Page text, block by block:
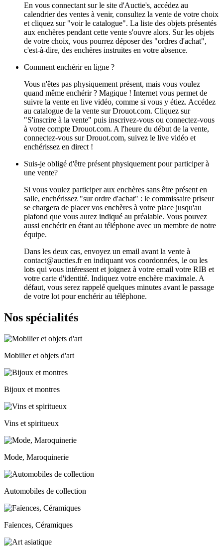
En vous connectant sur le site d'Auctie's, accédez au
calendrier des ventes à venir, consultez la vente de votre choix
et cliquez sur "voir le catalogue". La liste des objets présentés
aux enchères pendant cette vente s'ouvre alors. Sur les objets
de votre choix, vous pourrez déposer des "ordres d'achat",
c'est-à-dire, des enchères instruites en votre absence.
Comment enchérir en ligne ?
Vous n'êtes pas physiquement présent, mais vous voulez
quand même enchérir ? Magique ! Internet vous permet de
suivre la vente en live vidéo, comme si vous y étiez. Accédez
au catalogue de la vente sur Drouot.com. Cliquez sur
"S'inscrire à la vente" puis inscrivez-vous ou connectez-vous
à votre compte Drouot.com. A l'heure du début de la vente,
connectez-vous sur Drouot.com, suivez le live vidéo et
enchérissez en direct !
Suis-je obligé d'être présent physiquement pour participer à
une vente?
Si vous voulez participer aux enchères sans être présent en
salle, enchérissez "sur ordre d'achat" : le commissaire priseur
se chargera de placer vos enchères à votre place jusqu'au
plafond que vous aurez indiqué au préalable. Vous pouvez
aussi enchérir en étant au téléphone avec un membre de notre
équipe.
Dans les deux cas, envoyez un email avant la vente à
contact@aucties.fr en indiquant vos coordonnées, le ou les
lots qui vous intéressent et joignez à votre email votre RIB et
votre carte d'identité. Indiquez votre enchère maximale. A
défaut, vous serez rappelé quelques minutes avant le passage
de votre lot pour enchérir au téléphone.
Nos spécialités
Mobilier et objets d'art
Bijoux et montres
Vins et spiritueux
Mode, Maroquinerie
Automobiles de collection
Faïences, Céramiques